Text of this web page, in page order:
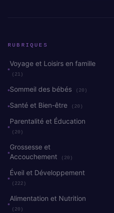
RUBRIQUES
Voyage et Loisirs en famille
(21)
Sommeil des bébés (20)
Santé et Bien-être (20)
Parentalité et Éducation
(20)
Grossesse et
Accouchement
(20)
Éveil et Développement
(222)
Alimentation et Nutrition
(20)